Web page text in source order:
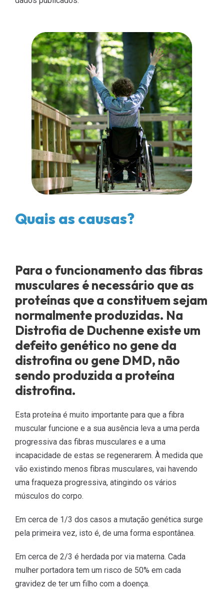
Quais as causas?
Para o funcionamento das fibras
musculares é necessário que as
proteínas que a constituem sejam
normalmente produzidas. Na
Distrofia de Duchenne existe um
defeito genético no gene da
distrofina ou gene DMD, não
sendo produzida a proteína
distrofina.
Esta proteína é muito importante para que a fibra
muscular funcione e a sua ausência leva a uma perda
progressiva das fibras musculares e a uma
incapacidade de estas se regenerarem. À medida que
vão existindo menos fibras musculares, vai havendo
uma fraqueza progressiva, atingindo os vários
músculos do corpo.
Em cerca de 1/3 dos casos a mutação genética surge
pela primeira vez, isto é, de uma forma espontânea.
Em cerca de 2/3 é herdada por via materna. Cada
mulher portadora tem um risco de 50% em cada
gravidez de ter um filho com a doença.